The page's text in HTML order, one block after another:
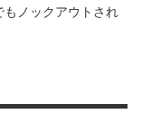
ノックアウトされ